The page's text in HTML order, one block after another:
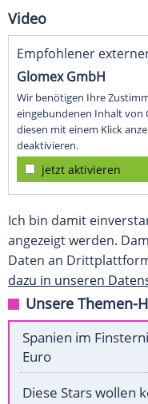
Video
Empfohlener
Glomex GmbH
Wir benötigen Ihre
eingebundenen Inhalt von
diesen mit einem Klick
deaktivieren.
jetzt aktivieren
Ich bin damit
angezeigt werden.
Daten an
dazu in unseren
Unsere Themen-
Spanien im
Euro
Diese Stars wollen